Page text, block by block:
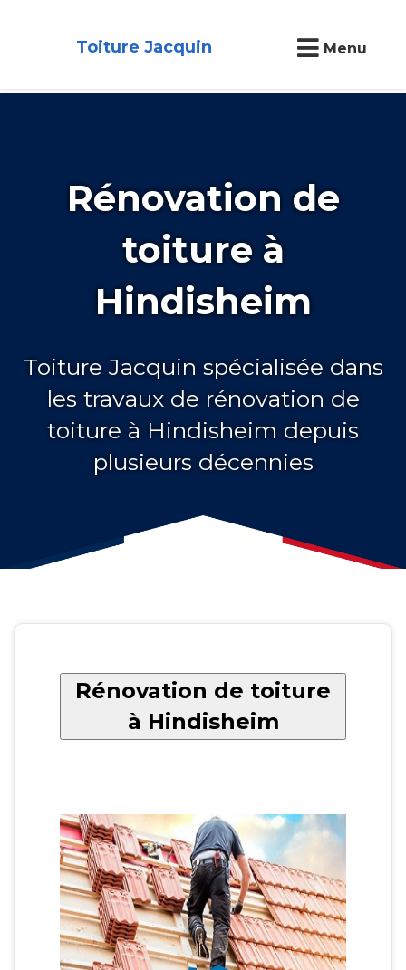
Toiture Jacquin Menu
Rénovation de
toiture à
Hindisheim
Toiture Jacquin spécialisée dans
les travaux de rénovation de
toiture à Hindisheim depuis
plusieurs décennies
Rénovation de toiture
à Hindisheim